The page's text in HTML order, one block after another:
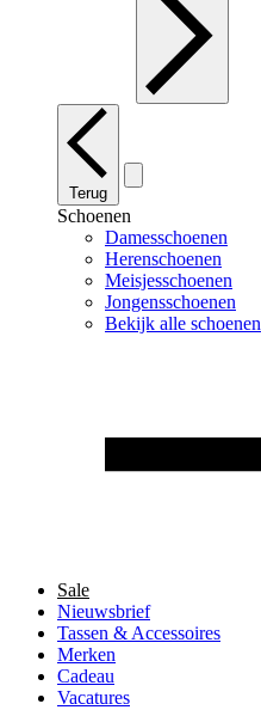
Terug
Schoenen
Damesschoenen
Herenschoenen
Meisjesschoenen
Jongensschoenen
Bekijk alle schoenen
Sale
Nieuwsbrief
Tassen & Accessoires
Merken
Cadeau
Vacatures